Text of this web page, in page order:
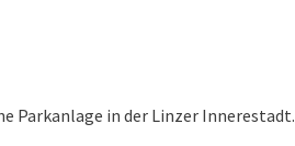
Parkanlage in der Linzer Innerestadt.